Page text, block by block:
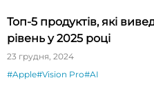
Топ-5 продуктів, які
рівень у 2025 році
23 грудня, 2024
#Apple#Vision Pro#AI